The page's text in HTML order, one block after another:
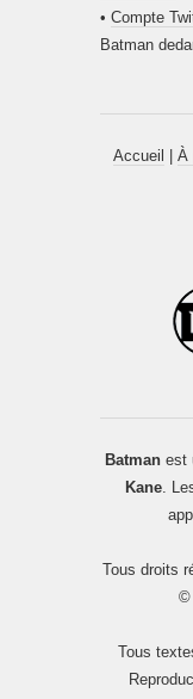
• Compte
Batman
Accueil À
Batmanest
Kane.
Tous droits
©
Tous